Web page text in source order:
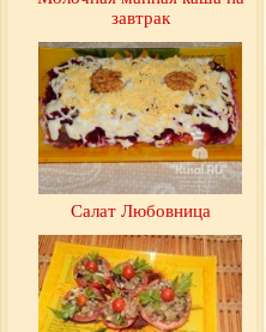
завтрак
Салат Любовница